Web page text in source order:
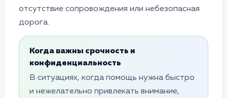
отсутствие сопровождения или небезопасная
дорога.
Когда важны срочность и
конфиденциальность
В ситуациях, когда помощь нужна быстро
и нежелательно привлекать внимание,